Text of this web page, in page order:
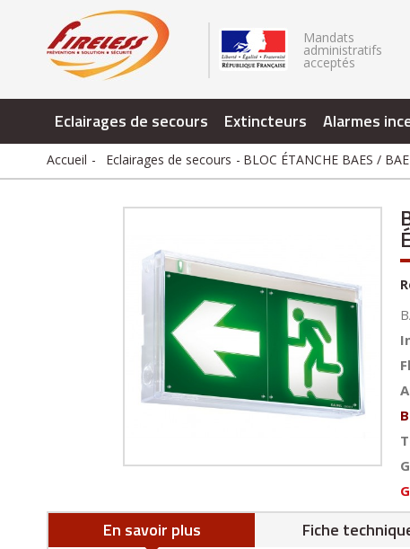
Mandats
administratifs
acceptés
Eclairages de secours Extincteurs Alarmes
Accueil Eclairages de secours BLOC ÉTANCHE BAES /
En savoir plus Fiche